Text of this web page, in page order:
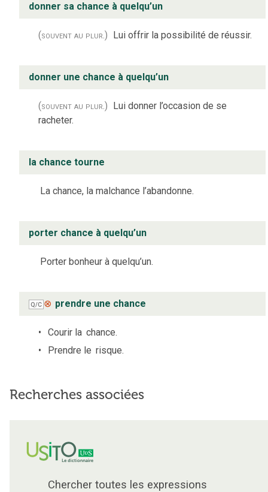
donner sa chance à quelqu’un
(souvent au plur.) Lui offrir la possibilité de réussir.
donner une chance à quelqu’un
(souvent au plur.) Lui donner l’occasion de se
racheter.
la chance tourne
La chance, la malchance l’abandonne.
porter chance à quelqu’un
Porter bonheur à quelqu’un.
Q/C ⊗ prendre une chance
Courir la chance.
Prendre le risque.
Recherches associées
Chercher toutes les expressions